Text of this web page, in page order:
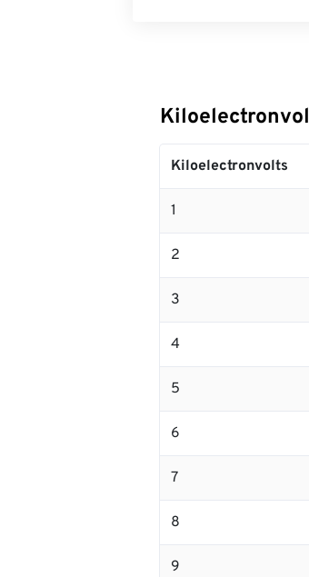
Kiloelectronvolts
1
2
3
4
5
6
7
8
9